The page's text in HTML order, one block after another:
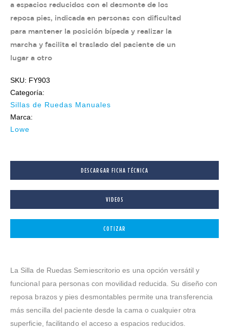
a espacios reducidos con el desmonte de los
reposa pies, indicada en personas con dificultad
para mantener la posición bípeda y realizar la
marcha y facilita el traslado del paciente de un
lugar a otro
SKU: FY903
Categoría:
Sillas de Ruedas Manuales
Marca:
Lowe
DESCARGAR FICHA TÉCNICA
VIDEOS
COTIZAR
La Silla de Ruedas Semiescritorio es una opción versátil y
funcional para personas con movilidad reducida. Su diseño con
reposa brazos y pies desmontables permite una transferencia
más sencilla del paciente desde la cama o cualquier otra
superficie, facilitando el acceso a espacios reducidos.